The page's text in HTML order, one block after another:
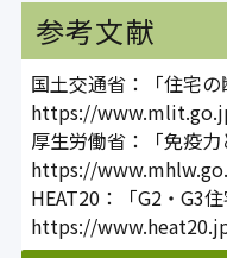
参考文献
国土交通省：「住宅の
https://
厚生労働省：「免疫力
https://
HEAT20：「G2・G3
https://